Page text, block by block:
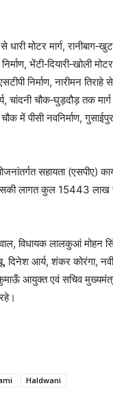
मोटर मार्ग,
भेंटी‑दियारी‑खोली
निर्माण, नारीमन
चांदनी चौक‑घुड़दौड़ तक
चौक में पीसी नवनिर्माण,
सहायता (एसपीए)
लागत कुल 15443
विधायक लालकुआं मोहन
दिनेश आर्य, शंकर कोरंगा,
कुमाऊँ आयुक्त एवं सचिव
Haldwani